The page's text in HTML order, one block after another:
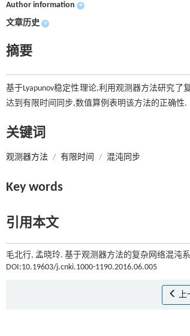
Author information +
文章历史 +
摘要
基于Lyapunov稳定性理论,利用观测器方法研究
达到有限时间同步,数值算例表明该方法的正确性.
关键词
观测器方法 / 有限时间 / 混沌同步
Key words
引用本文
毛北行, 孟晓玲. 基于观测器方法的复杂网络混沌
DOI:10.19603/j.cnki.1000-1190.2016.06.005
上